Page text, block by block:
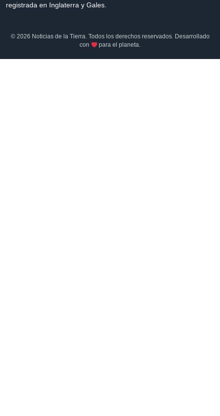
registrada en Inglaterra y Gales.
© 2026 Noticias de la Tierra. Todos los derechos reservados. Desarrollado
con
para el planeta.